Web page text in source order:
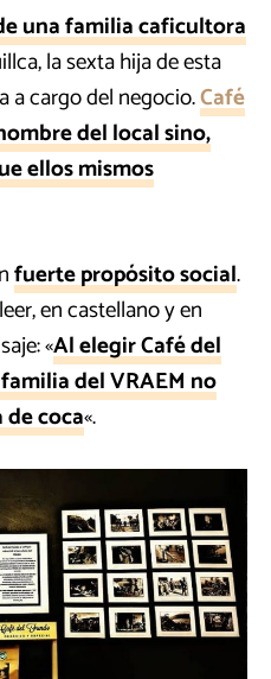
una familia caficultora
la sexta hija de esta
a cargo del negocio.Café
del local sino,
ellos mismos
fuerte propósito social.
en castellano y en
«Al elegir Café del
del VRAEM no
coca«.